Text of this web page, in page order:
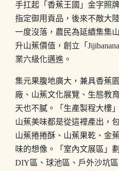
手扛起「香蕉王國」金字照
指定御用貢品，後來不敵大
一度沒落，農民為延續集集
升山蕉價值，創立「
業六級化邁進。
集元果腹地廣大，兼具香蕉
廠、山蕉文化展覽、生態教
天也不膩。「生產製程大樓
山蕉美味都是從這裡產出，
山蕉捲捲酥、山蕉果乾、金
味的想像。「室內文展區」
DIY區、球池區、戶外沙坑